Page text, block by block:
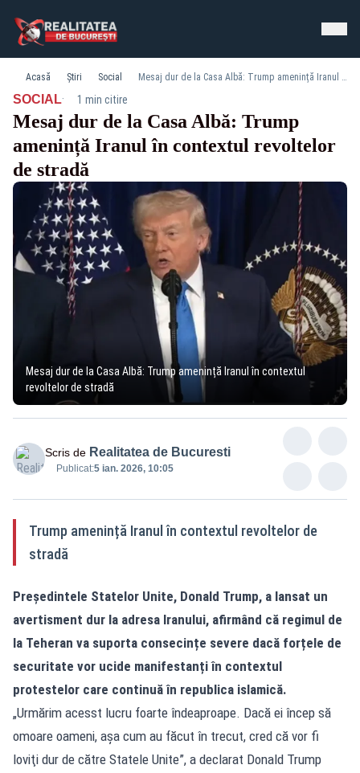
Acasă Știri Social Mesaj dur de la Casa Albă: Trump amenință Iranul în contextul revoltelor de stradă
SOCIAL· 1 min citire
Mesaj dur de la Casa Albă: Trump
amenință Iranul în contextul revoltelor
de stradă
Mesaj dur de la Casa Albă: Trump amenință Iranul în contextul
revoltelor de stradă
Scris de Realitatea de Bucuresti
Publicat:5 ian. 2026, 10:05
Trump amenință Iranul în contextul revoltelor de
stradă
Președintele Statelor Unite, Donald Trump, a lansat un
avertisment dur la adresa Iranului, afirmând că regimul de
la Teheran va suporta consecințe severe dacă forțele de
securitate vor ucide manifestanți în contextul
protestelor care continuă în republica islamică.
„Urmărim acesst lucru foarte îndeaproape. Dacă ei încep să
omoare oameni, aşa cum au făcut în trecut, cred că vor fi
loviţi dur de către Statele Unite”, a declarat Donald Trump